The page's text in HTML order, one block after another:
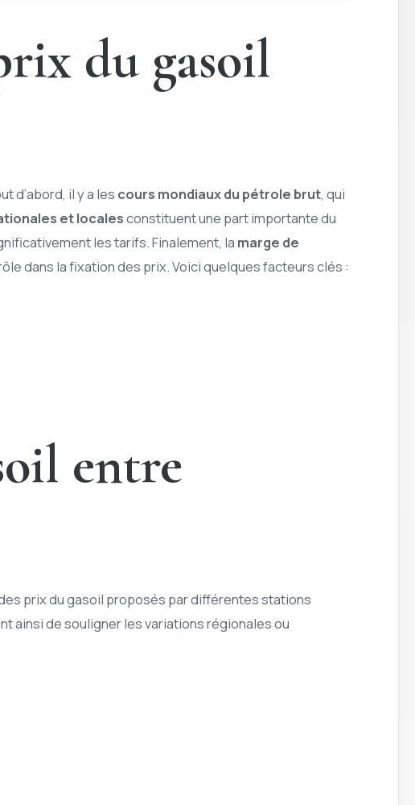
du gasoil
d’abord, il y a les cours mondiaux du pétrole brut, qui
et localesconstituent une part importante du
les tarifs. Finalement, la marge de
dans la fixation des prix. Voici quelques facteurs clés :
entre
prix du gasoil proposés par différentes stations
ainsi de souligner les variations régionales ou